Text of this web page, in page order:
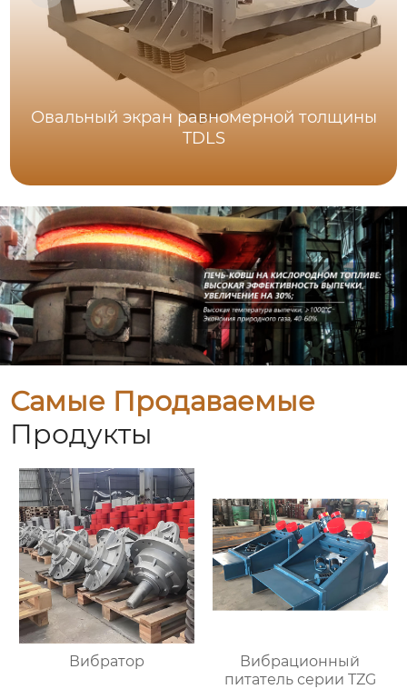
Овальный экран равномерной толщины
TDLS
Самые Продаваемые
Продукты
Вибратор
Вибрационный
питатель серии TZG